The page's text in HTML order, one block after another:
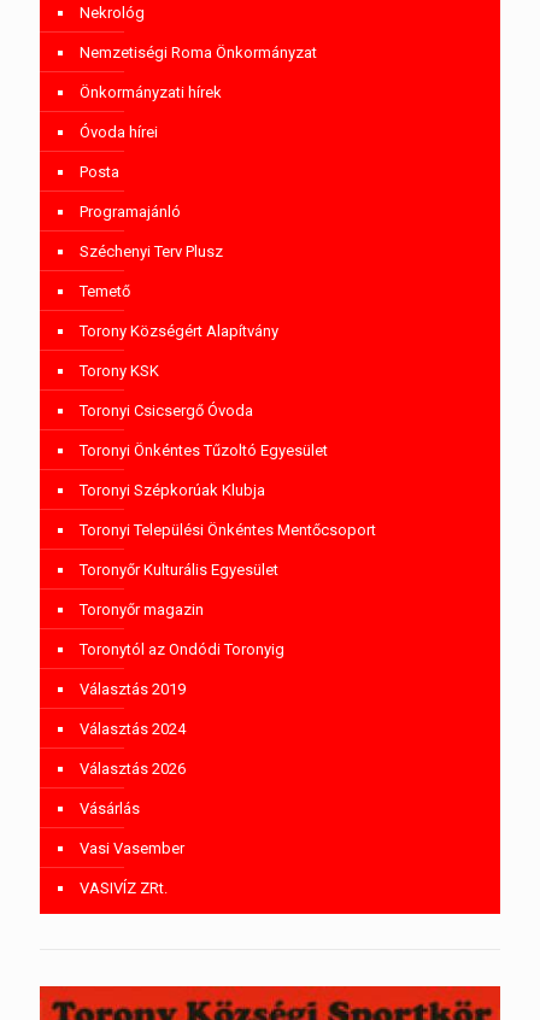
Nekrológ
Nemzetiségi Roma Önkormányzat
Önkormányzati hírek
Óvoda hírei
Posta
Programajánló
Széchenyi Terv Plusz
Temető
Torony Községért Alapítvány
Torony KSK
Toronyi Csicsergő Óvoda
Toronyi Önkéntes Tűzoltó Egyesület
Toronyi Szépkorúak Klubja
Toronyi Települési Önkéntes Mentőcsoport
Toronyőr Kulturális Egyesület
Toronyőr magazin
Toronytól az Ondódi Toronyig
Választás 2019
Választás 2024
Választás 2026
Vásárlás
Vasi Vasember
VASIVÍZ ZRt.